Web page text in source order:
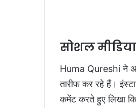
सोशल
Huma Qureshi ने
तारीफ कर रहे हैं।
कमेंट करते हुए लिखा कि